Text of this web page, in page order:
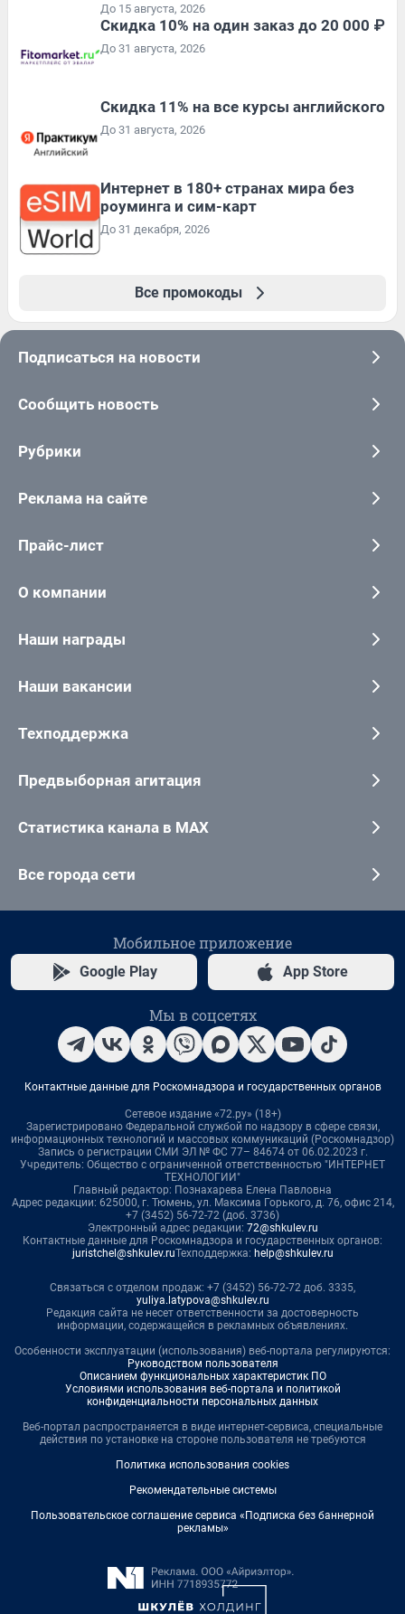
До 15 августа, 2026
Скидка 10% на один заказ до 20 000 ₽
До 31 августа, 2026
Скидка 11% на все курсы английского
До 31 августа, 2026
Интернет в 180+ странах мира без
роуминга и сим-карт
До 31 декабря, 2026
Все промокоды
Подписаться на новости
Сообщить новость
Рубрики
Реклама на сайте
Прайс-лист
О компании
Наши награды
Наши вакансии
Техподдержка
Предвыборная агитация
Статистика канала в MAX
Все города сети
Мобильное приложение
Google Play App Store
Мы в соцсетях
Контактные данные для Роскомнадзора и государственных органов
Сетевое издание «72.ру» (18+)
Зарегистрировано Федеральной службой по надзору в сфере связи,
информационных технологий и массовых коммуникаций (Роскомнадзор)
Запись о регистрации СМИ ЭЛ № ФС 77– 84674 от 06.02.2023 г.
Учредитель: Общество с ограниченной ответственностью "ИНТЕРНЕТ
ТЕХНОЛОГИИ"
Главный редактор: Познахарева Елена Павловна
Адрес редакции: 625000, г. Тюмень, ул. Максима Горького, д. 76, офис 214,
+7 (3452) 56-72-72 (доб. 3736)
Электронный адрес редакции: 72@shkulev.ru
Контактные данные для Роскомнадзора и государственных органов:
juristchel@shkulev.ruТехподдержка: help@shkulev.ru
Связаться с отделом продаж: +7 (3452) 56-72-72 доб. 3335,
yuliya.latypova@shkulev.ru
Редакция сайта не несет ответственности за достоверность
информации, содержащейся в рекламных объявлениях.
Особенности эксплуатации (использования) веб-портала регулируются:
Руководством пользователя
Описанием функциональных характеристик ПО
Условиями использования веб-портала и политикой
конфиденциальности персональных данных
Веб-портал распространяется в виде интернет-сервиса, специальные
действия по установке на стороне пользователя не требуются
Политика использования cookies
Рекомендательные системы
Пользовательское соглашение сервиса «Подписка без баннерной
рекламы»